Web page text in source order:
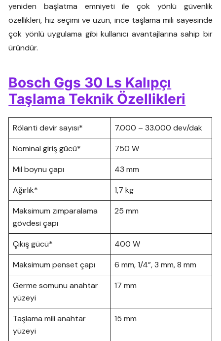
yeniden başlatma emniyeti ile çok yönlü güvenlik
özellikleri, hız seçimi ve uzun, ince taşlama mili sayesinde
çok yönlü uygulama gibi kullanıcı avantajlarına sahip bir
üründür.
Bosch Ggs 30 Ls Kalıpçı
Taşlama Teknik Özellikleri
Rölanti devir sayısı*
7.000 – 33.000 dev/dak
Nominal giriş gücü*
750 W
Mil boynu çapı
43 mm
Ağırlık*
1,7 kg
Maksimum zımparalama
gövdesi çapı
25 mm
Çıkış gücü*
400 W
Maksimum penset çapı
6 mm, 1/4”, 3 mm, 8 mm
Germe somunu anahtar
yüzeyi
17 mm
Taşlama mili anahtar
yüzeyi
15 mm